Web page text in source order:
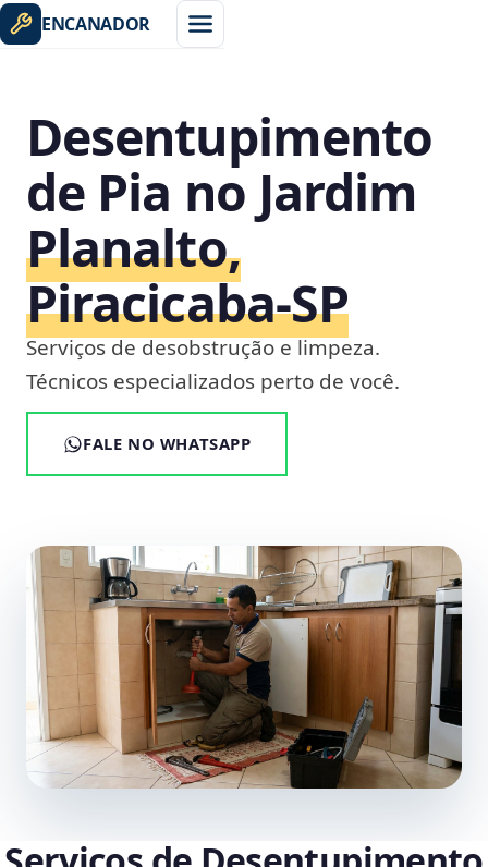
ENCANADOR
Desentupimento
de Pia no Jardim
Planalto,
Piracicaba‑SP
Serviços de desobstrução e limpeza.
Técnicos especializados perto de você.
FALE NO WHATSAPP